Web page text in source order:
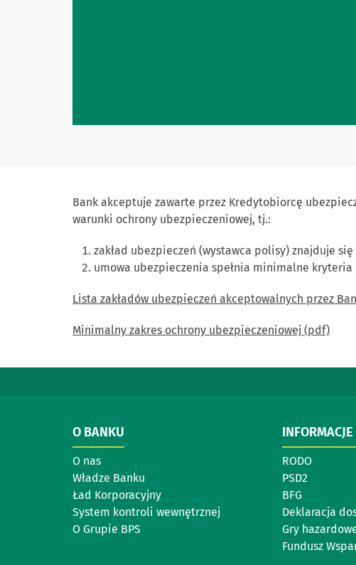
Bank akceptuje zawarte przez Kredytobiorcę
warunki ochrony ubezpieczeniowej, tj.:
zakład ubezpieczeń (wystawca polisy) znajduje
umowa ubezpieczenia spełnia minimalne
Lista zakładów ubezpieczeń akceptowalnych przez
Minimalny zakres ochrony ubezpieczeniowej (pdf)
O BANKU
O nas
Władze Banku
Ład Korporacyjny
System kontroli wewnętrznej
O Grupie BPS
RODO
PSD2
BFG
Deklaracja
Gry
Fundusz